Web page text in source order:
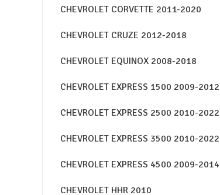
CHEVROLET CORVETTE 2011-2020
CHEVROLET CRUZE 2012-2018
CHEVROLET EQUINOX 2008-2018
CHEVROLET EXPRESS 1500 2009-2012
CHEVROLET EXPRESS 2500 2010-2022
CHEVROLET EXPRESS 3500 2010-2022
CHEVROLET EXPRESS 4500 2009-2014
CHEVROLET HHR 2010